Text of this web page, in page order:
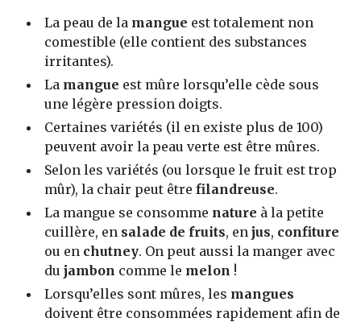
La peau de la mangue est totalement non
comestible (elle contient des substances
irritantes).
La mangue est mûre lorsqu’elle cède sous
une légère pression doigts.
Certaines variétés (il en existe plus de 100)
peuvent avoir la peau verte est être mûres.
Selon les variétés (ou lorsque le fruit est trop
mûr), la chair peut être filandreuse.
La mangue se consomme nature à la petite
cuillère, en salade de fruits, en jus, confiture
ou en chutney. On peut aussi la manger avec
du jambon comme le melon !
Lorsqu’elles sont mûres, les mangues
doivent être consommées rapidement afin de